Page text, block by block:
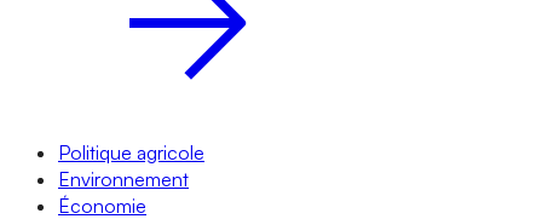
Politique agricole
Environnement
Économie